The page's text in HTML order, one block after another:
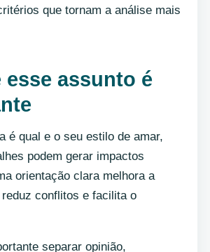
que tornam a análise mais
esse assunto é
é qual e o seu estilo de amar,
podem gerar impactos
orientação clara melhora a
conflitos e facilita o
separar opinião,